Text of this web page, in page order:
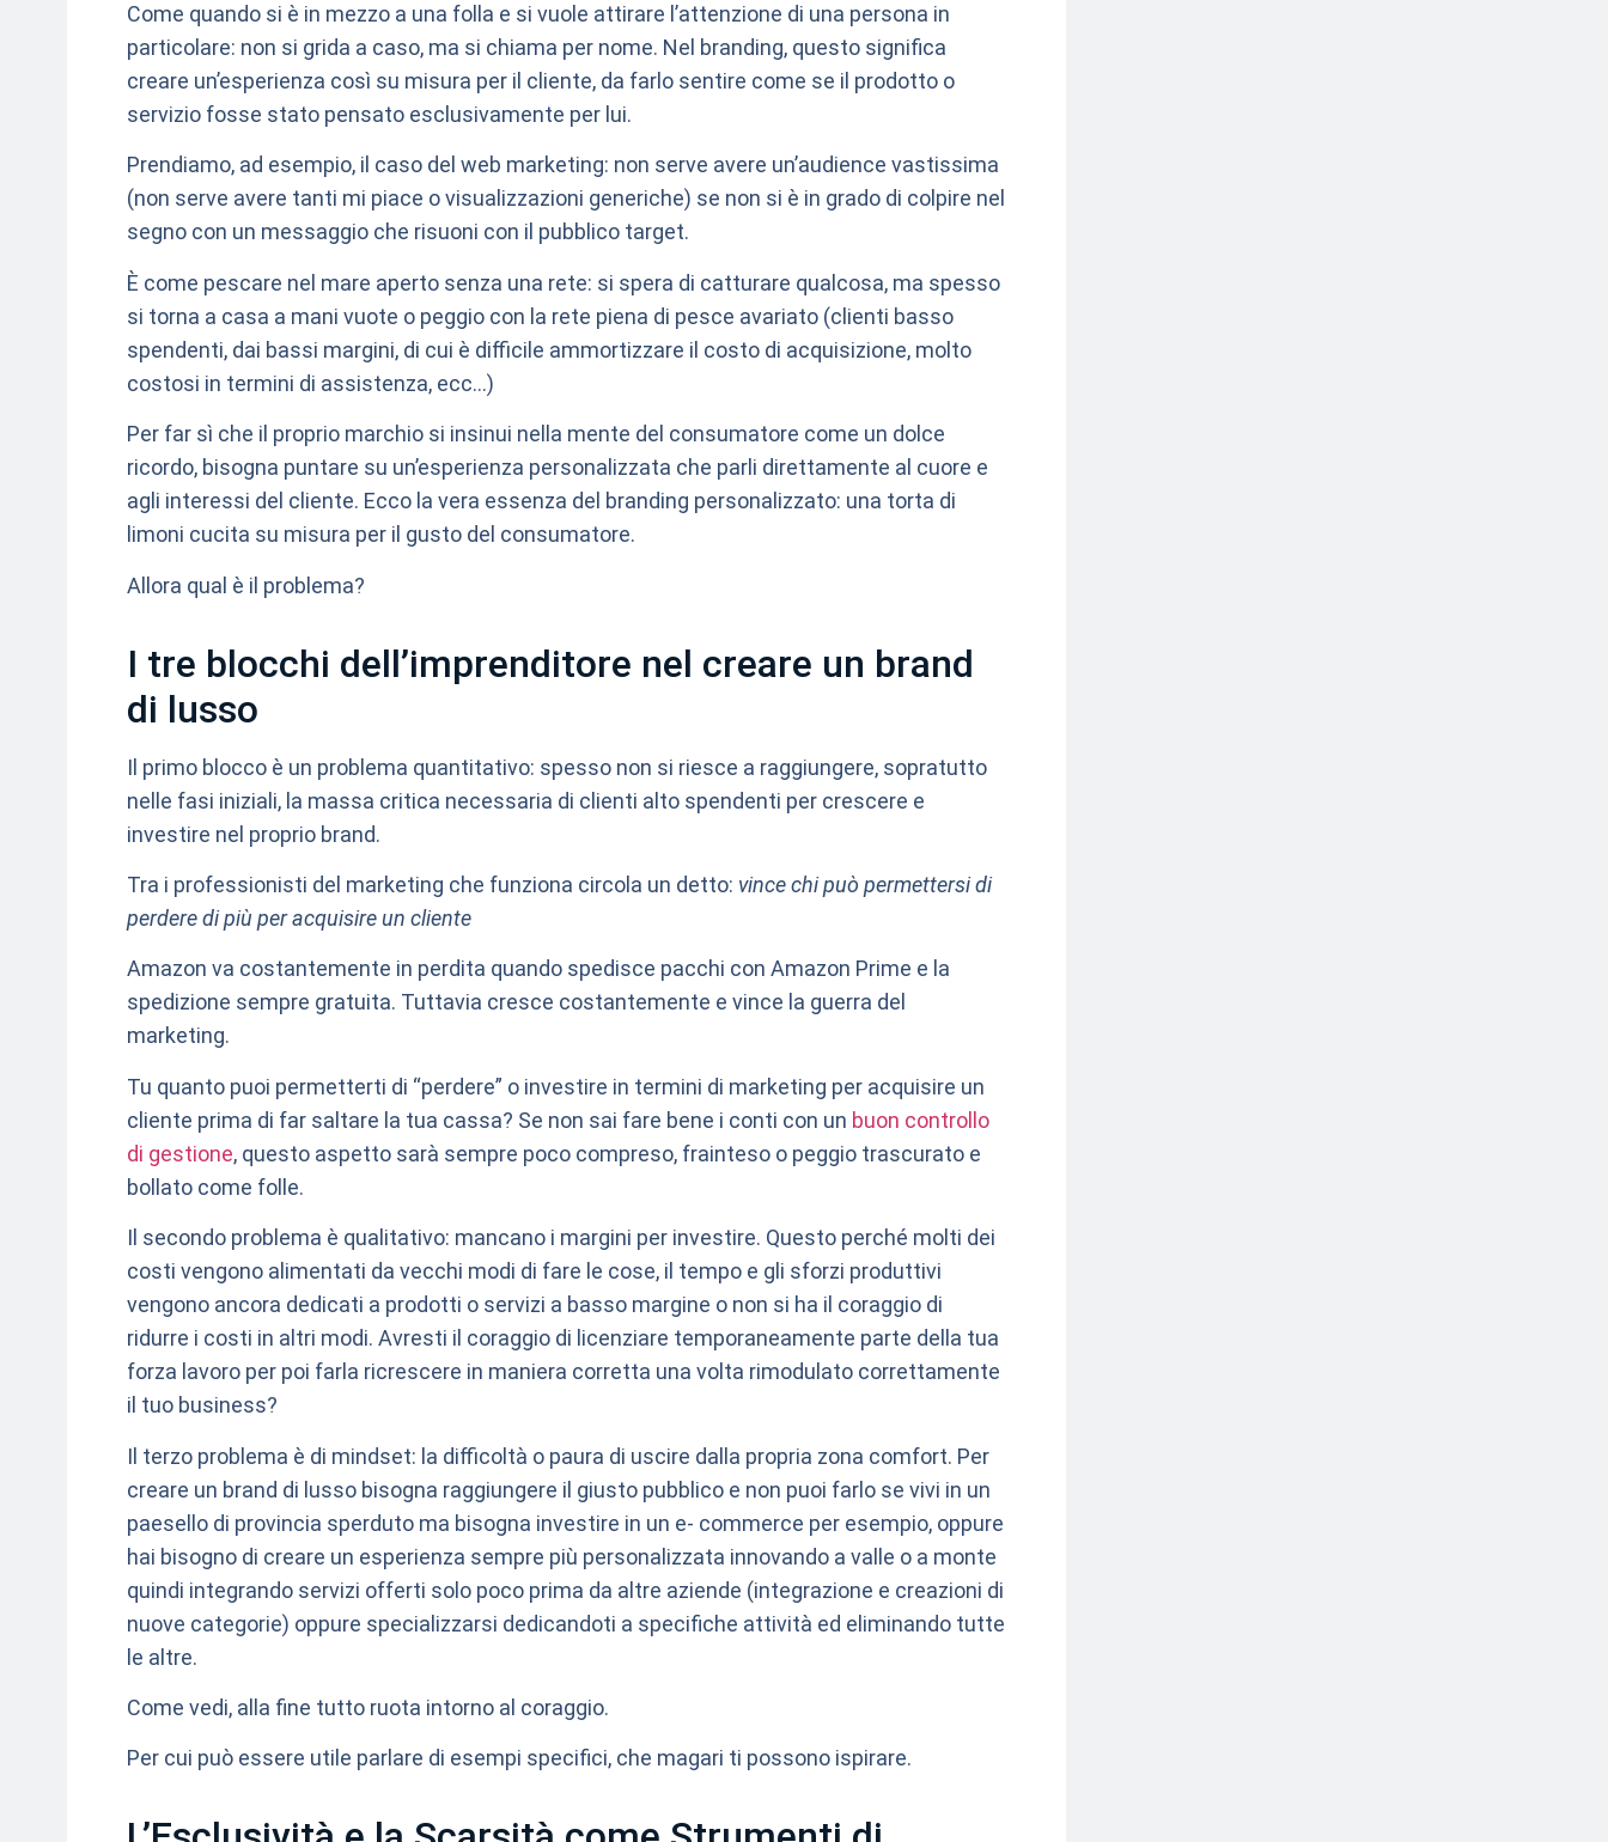
Come quando si è in mezzo a una folla e si vuole attirare l’attenzione di una persona in
particolare: non si grida a caso, ma si chiama per nome. Nel branding, questo significa
creare un’esperienza così su misura per il cliente, da farlo sentire come se il prodotto o
servizio fosse stato pensato esclusivamente per lui.
Prendiamo, ad esempio, il caso del web marketing: non serve avere un’audience vastissima
(non serve avere tanti mi piace o visualizzazioni generiche) se non si è in grado di colpire nel
segno con un messaggio che risuoni con il pubblico target.
È come pescare nel mare aperto senza una rete: si spera di catturare qualcosa, ma spesso
si torna a casa a mani vuote o peggio con la rete piena di pesce avariato (clienti basso
spendenti, dai bassi margini, di cui è difficile ammortizzare il costo di acquisizione, molto
costosi in termini di assistenza, ecc…)
Per far sì che il proprio marchio si insinui nella mente del consumatore come un dolce
ricordo, bisogna puntare su un’esperienza personalizzata che parli direttamente al cuore e
agli interessi del cliente. Ecco la vera essenza del branding personalizzato: una torta di
limoni cucita su misura per il gusto del consumatore.
Allora qual è il problema?
I tre blocchi dell’imprenditore nel creare un brand
di lusso
Il primo blocco è un problema quantitativo: spesso non si riesce a raggiungere, sopratutto
nelle fasi iniziali, la massa critica necessaria di clienti alto spendenti per crescere e
investire nel proprio brand.
Tra i professionisti del marketing che funziona circola un detto: vince chi può permettersi di
perdere di più per acquisire un cliente
Amazon va costantemente in perdita quando spedisce pacchi con Amazon Prime e la
spedizione sempre gratuita. Tuttavia cresce costantemente e vince la guerra del
marketing.
Tu quanto puoi permetterti di “perdere” o investire in termini di marketing per acquisire un
cliente prima di far saltare la tua cassa? Se non sai fare bene i conti con un buon controllo
di gestione, questo aspetto sarà sempre poco compreso, frainteso o peggio trascurato e
bollato come folle.
Il secondo problema è qualitativo: mancano i margini per investire. Questo perché molti dei
costi vengono alimentati da vecchi modi di fare le cose, il tempo e gli sforzi produttivi
vengono ancora dedicati a prodotti o servizi a basso margine o non si ha il coraggio di
ridurre i costi in altri modi. Avresti il coraggio di licenziare temporaneamente parte della tua
forza lavoro per poi farla ricrescere in maniera corretta una volta rimodulato correttamente
il tuo business?
Il terzo problema è di mindset: la difficoltà o paura di uscire dalla propria zona comfort. Per
creare un brand di lusso bisogna raggiungere il giusto pubblico e non puoi farlo se vivi in un
paesello di provincia sperduto ma bisogna investire in un e- commerce per esempio, oppure
hai bisogno di creare un esperienza sempre più personalizzata innovando a valle o a monte
quindi integrando servizi offerti solo poco prima da altre aziende (integrazione e creazioni di
nuove categorie) oppure specializzarsi dedicandoti a specifiche attività ed eliminando tutte
le altre.
Come vedi, alla fine tutto ruota intorno al coraggio.
Per cui può essere utile parlare di esempi specifici, che magari ti possono ispirare.